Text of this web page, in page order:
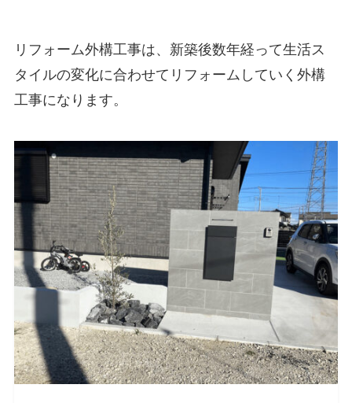
リフォーム外構工事は、新築後数年経って生活ス
タイルの変化に合わせてリフォームしていく 外構
工事になります。